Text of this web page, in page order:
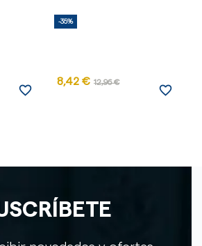
favorite_border
-35%
8,42 € 12,96 €
favorite_border